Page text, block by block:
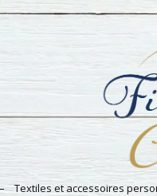
Textiles et accessoires